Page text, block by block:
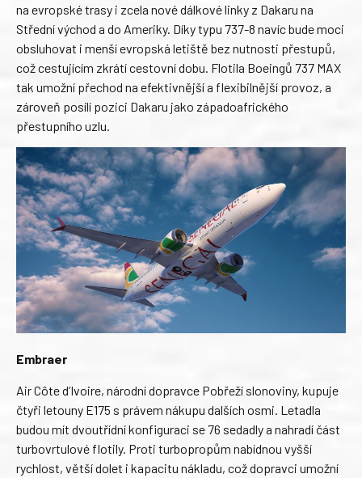
na evropské trasy i zcela nové dálkové linky z Dakaru na
Střední východ a do Ameriky. Díky typu 737-8 navíc bude moci
obsluhovat i menší evropská letiště bez nutnosti přestupů,
což cestujícím zkrátí cestovní dobu. Flotila Boeingů 737 MAX
tak umožní přechod na efektivnější a flexibilnější provoz, a
zároveň posílí pozici Dakaru jako západoafrického
přestupního uzlu.
Embraer
Air Côte d’Ivoire, národní dopravce Pobřeží slonoviny, kupuje
čtyři letouny E175 s právem nákupu dalších osmi. Letadla
budou mít dvoutřídní konfiguraci se 76 sedadly a nahradí část
turbovrtulové flotily. Proti turbopropům nabídnou vyšší
rychlost, větší dolet i kapacitu nákladu, což dopravci umožní